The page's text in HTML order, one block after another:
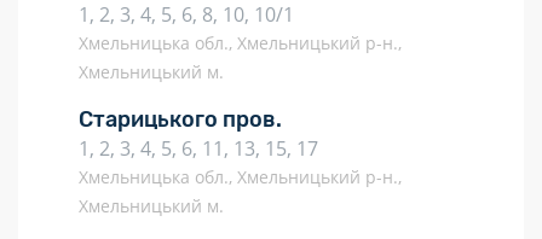
1, 2, 3, 4, 5, 6, 8, 10, 10/1
Хмельницька обл., Хмельницький р-н.,
Хмельницький м.
Старицького пров.
1, 2, 3, 4, 5, 6, 11, 13, 15, 17
Хмельницька обл., Хмельницький р-н.,
Хмельницький м.